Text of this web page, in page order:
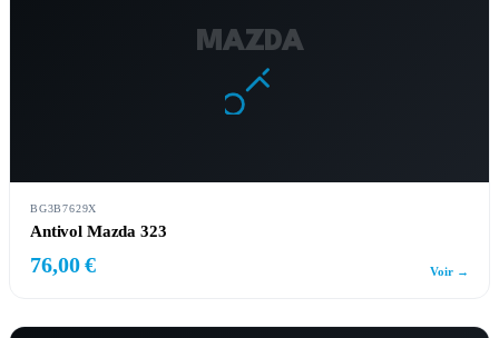
MAZDA
BG3B7629X
Antivol Mazda 323
76,00 € Voir →